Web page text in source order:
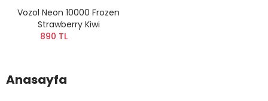
Vozol Neon 10000 Frozen
Strawberry Kiwi
890 TL
Anasayfa